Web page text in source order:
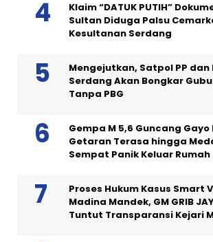
Klaim “DATUK PUTIH”
Sultan Diduga Palsu
Kesultanan Serdang
Mengejutkan, Satpol PP dan
Serdang Akan Bongkar
Tanpa PBG
Gempa M 5,6 Guncang Gayo
Getaran Terasa hingga
Sempat Panik Keluar Rumah
Proses Hukum Kasus Smart
Madina Mandek, GM GRIB
Tuntut Transparansi Kejari